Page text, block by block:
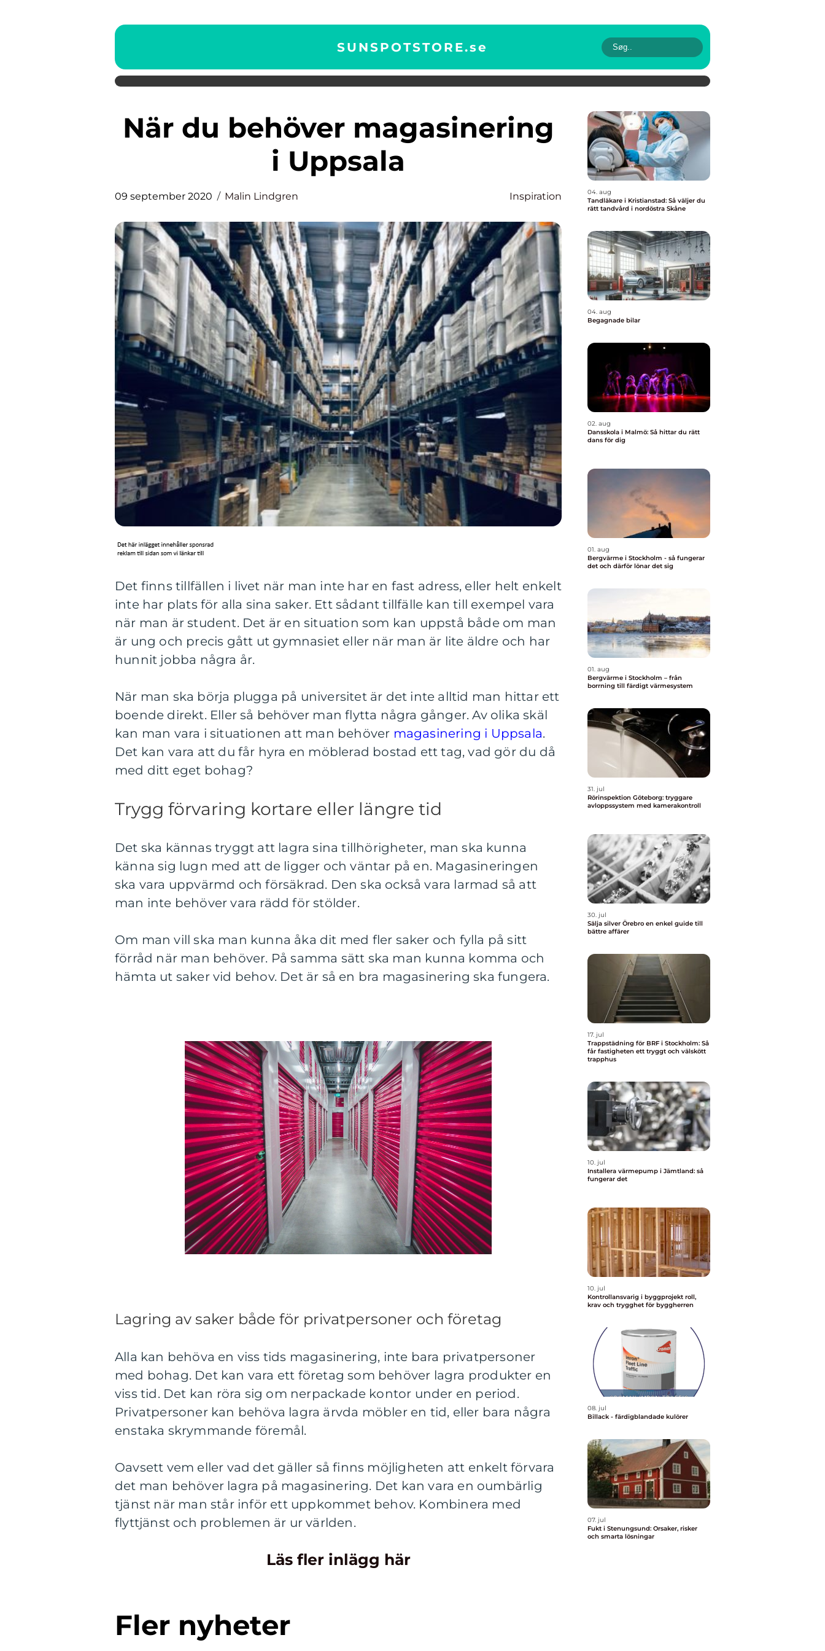
SUNSPOTSTORE.se
När du behöver magasinering
i Uppsala
09 september 2020 Malin Lindgren Inspiration
Det finns tillfällen i livet när man inte har en fast adress, eller helt enkelt
inte har plats för alla sina saker. Ett sådant tillfälle kan till exempel vara
när man är student. Det är en situation som kan uppstå både om man
är ung och precis gått ut gymnasiet eller när man är lite äldre och har
hunnit jobba några år.
När man ska börja plugga på universitet är det inte alltid man hittar ett
boende direkt. Eller så behöver man flytta några gånger. Av olika skäl
kan man vara i situationen att man behöver magasinering i Uppsala.
Det kan vara att du får hyra en möblerad bostad ett tag, vad gör du då
med ditt eget bohag?
Trygg förvaring kortare eller längre tid
Det ska kännas tryggt att lagra sina tillhörigheter, man ska kunna
känna sig lugn med att de ligger och väntar på en. Magasineringen
ska vara uppvärmd och försäkrad. Den ska också vara larmad så att
man inte behöver vara rädd för stölder.
Om man vill ska man kunna åka dit med fler saker och fylla på sitt
förråd när man behöver. På samma sätt ska man kunna komma och
hämta ut saker vid behov. Det är så en bra magasinering ska fungera.
Lagring av saker både för privatpersoner och företag
Alla kan behöva en viss tids magasinering, inte bara privatpersoner
med bohag. Det kan vara ett företag som behöver lagra produkter en
viss tid. Det kan röra sig om nerpackade kontor under en period.
Privatpersoner kan behöva lagra ärvda möbler en tid, eller bara några
enstaka skrymmande föremål.
Oavsett vem eller vad det gäller så finns möjligheten att enkelt förvara
det man behöver lagra på magasinering. Det kan vara en oumbärlig
tjänst när man står inför ett uppkommet behov. Kombinera med
flyttjänst och problemen är ur världen.
Läs fler inlägg här
Fler nyheter
04. aug
Tandläkare i Kristianstad: Så väljer du
rätt tandvård i nordöstra Skåne
04. aug
Begagnade bilar
02. aug
Dansskola i Malmö: Så hittar du rätt
dans för dig
01. aug
Bergvärme i Stockholm - så fungerar
det och därför lönar det sig
01. aug
Bergvärme i Stockholm – från
borrning till färdigt värmesystem
31. jul
Rörinspektion Göteborg: tryggare
avloppssystem med kamerakontroll
30. jul
Sälja silver Örebro en enkel guide till
bättre affärer
17. jul
Trappstädning för BRF i Stockholm: Så
får fastigheten ett tryggt och välskött
trapphus
10. jul
Installera värmepump i Jämtland: så
fungerar det
10. jul
Kontrollansvarig i byggprojekt roll,
krav och trygghet för byggherren
08. jul
Billack - färdigblandade kulörer
07. jul
Fukt i Stenungsund: Orsaker, risker
och smarta lösningar